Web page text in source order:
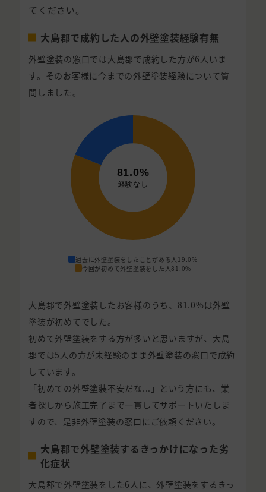
てください。
大島郡で成約した人の外壁塗装経験有無
外壁塗装の窓口では大島郡で成約した方が6人いま
す。そのお客様に今までの外壁塗装経験について質
問しました。
過去に外壁塗装をしたことがある人 19.0%
今回が初めて外壁塗装をした人 81.0%
大島郡で外壁塗装したお客様のうち、81.0%は外壁
塗装が初めてでした。
初めて外壁塗装をする方が多いと思いますが、大島
郡では5人の方が未経験のまま外壁塗装の窓口で成約
しています。
「初めての外壁塗装不安だな...」という方にも、業
者探しから施工完了まで一貫してサポートいたしま
すので、是非外壁塗装の窓口にご依頼ください。
大島郡で外壁塗装するきっかけになった劣
化症状
大島郡で外壁塗装をした6人に、外壁塗装をするきっ